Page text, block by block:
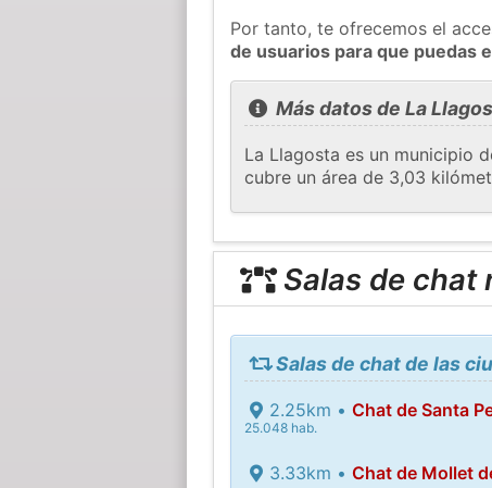
Por tanto, te ofrecemos el
de usuarios para que puedas
Más datos de La
La Llagosta es un municipio
cubre un área de 3,03
Salas de chat
Salas de chat de las
2.25km • Chat de Santa
25.048 hab.
3.33km • Chat de Mollet